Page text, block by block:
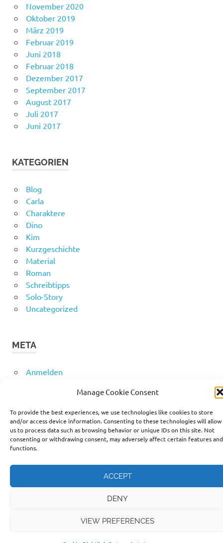
Manage Cookie Consent
To provide the best experiences, we use technologies like cookies to store
and/or access device information. Consenting to these technologies will allow
us to process data such as browsing behavior or unique IDs on this site. Not
consenting or withdrawing consent, may adversely affect certain features and
functions.
ACCEPT
DENY
VIEW PREFERENCES
November 2020
Oktober 2019
März 2019
Februar 2019
Juni 2018
Februar 2018
Dezember 2017
September 2017
August 2017
Juli 2017
Juni 2017
KATEGORIEN
Blog
Carla
Charaktere
Dino
Kim
Kurzgeschichte
Material
Roman
Schreibtipps
Solo-Story
Uncategorized
META
Anmelden
Kommentar-Feed
WordPress.org
Cookies erleichtern die Bereitstellung unserer Dienste.